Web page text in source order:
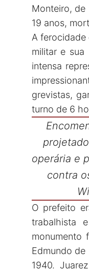
Monteiro, de
19 anos,
A ferocidade
militar e sua
intensa
grevistas,
turno de 6
operária e
contra
O prefeito
trabalhista
monumento
Edmundo
1940.